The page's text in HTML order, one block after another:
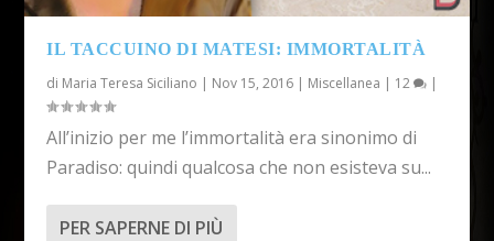
IL TACCUINO DI MATESI: IMMORTALITÀ
di Maria Teresa Siciliano | Nov 15, 2016 | Miscellanea | 12 |
All’inizio per me l’immortalità era sinonimo di
Paradiso: quindi qualcosa che non esisteva su...
PER SAPERNE DI PIÙ